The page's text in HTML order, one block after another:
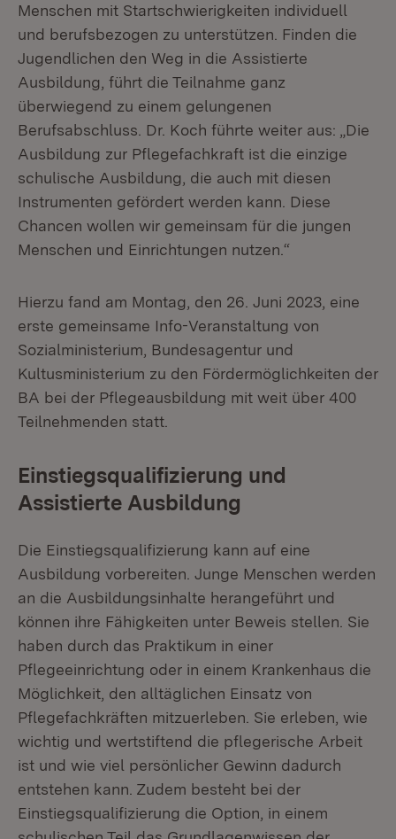
Menschen mit Startschwierigkeiten individuell
und berufsbezogen zu unterstützen. Finden die
Jugendlichen den Weg in die Assistierte
Ausbildung, führt die Teilnahme ganz
überwiegend zu einem gelungenen
Berufsabschluss. Dr. Koch führte weiter aus: „Die
Ausbildung zur Pflegefachkraft ist die einzige
schulische Ausbildung, die auch mit diesen
Instrumenten gefördert werden kann. Diese
Chancen wollen wir gemeinsam für die jungen
Menschen und Einrichtungen nutzen.“
Hierzu fand am Montag, den 26. Juni 2023, eine
erste gemeinsame Info-Veranstaltung von
Sozialministerium, Bundesagentur und
Kultusministerium zu den Fördermöglichkeiten der
BA bei der Pflegeausbildung mit weit über 400
Teilnehmenden statt.
Einstiegsqualifizierung und
Assistierte Ausbildung
Die Einstiegsqualifizierung kann auf eine
Ausbildung vorbereiten. Junge Menschen werden
an die Ausbildungsinhalte herangeführt und
können ihre Fähigkeiten unter Beweis stellen. Sie
haben durch das Praktikum in einer
Pflegeeinrichtung oder in einem Krankenhaus die
Möglichkeit, den alltäglichen Einsatz von
Pflegefachkräften mitzuerleben. Sie erleben, wie
wichtig und wertstiftend die pflegerische Arbeit
ist und wie viel persönlicher Gewinn dadurch
entstehen kann. Zudem besteht bei der
Einstiegsqualifizierung die Option, in einem